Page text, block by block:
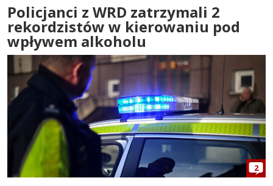
Policjanci z WRD zatrzymali 2
rekordzistów w kierowaniu pod
wpływem alkoholu
2